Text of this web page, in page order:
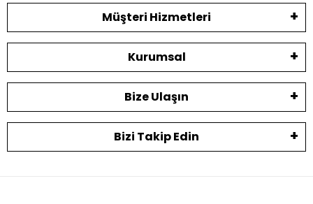
Müşteri Hizmetleri
Kurumsal
Bize Ulaşın
Bizi Takip Edin